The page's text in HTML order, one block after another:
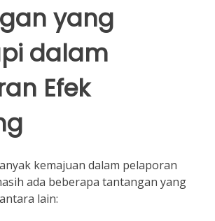
yang
dalam
Efek
kemajuan dalam pelaporan
ada beberapa tantangan yang
lain: